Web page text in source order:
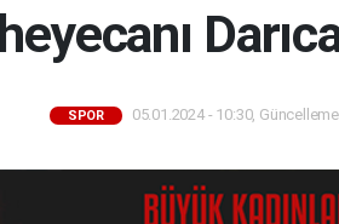
SPOR 05.01.2024 - 10:30,